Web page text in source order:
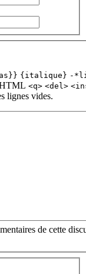
{italique} -
<q> <del>
lignes vides.
de cette